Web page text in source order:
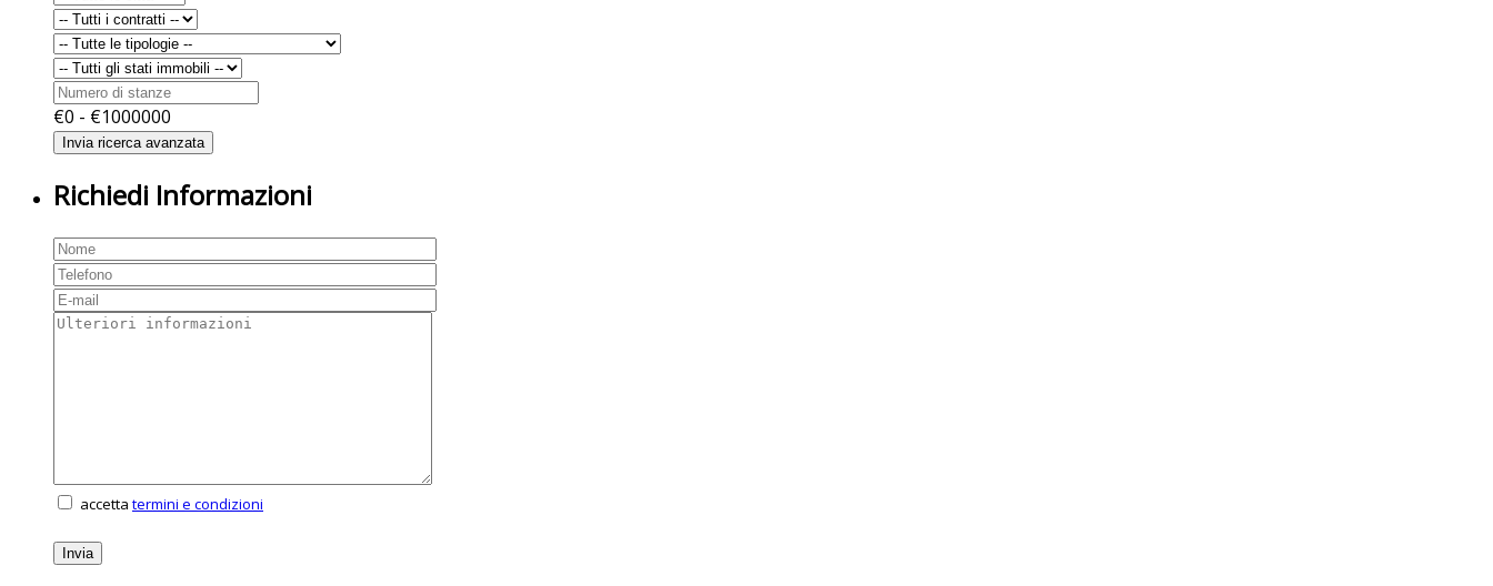
€0 - €1000000
Richiedi Informazioni
accetta termini e condizioni